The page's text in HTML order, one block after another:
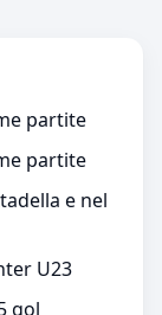
partite
partite
e nel
U23
gol